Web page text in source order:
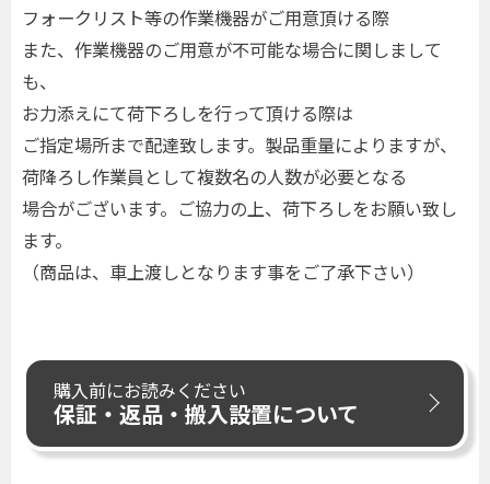
フォークリスト等の作業機器がご用意頂ける際
また、作業機器のご用意が不可能な場合に関しまして
も、
お力添えにて荷下ろしを行って頂ける際は
ご指定場所まで配達致します。製品重量によりますが、
荷降ろし作業員として複数名の人数が必要となる
場合がございます。ご協力の上、荷下ろしをお願い致し
ます。
（商品は、車上渡しとなります事をご了承下さい）
購入前にお読みください
保証・返品・搬入設置について